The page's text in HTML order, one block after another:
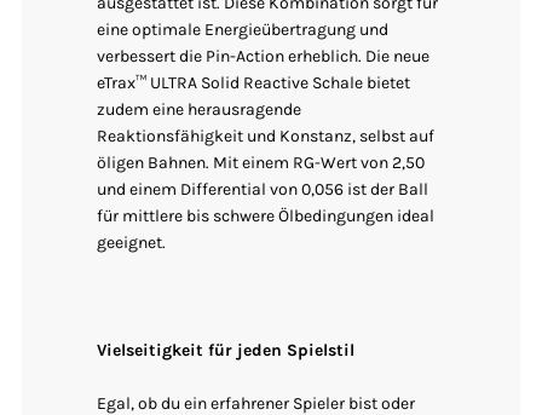
eine optimale Energieübertragung und
verbessert die Pin-Action erheblich. Die neue
eTrax™ ULTRA Solid Reactive Schale bietet
zudem eine herausragende
Reaktionsfähigkeit und Konstanz, selbst auf
öligen Bahnen. Mit einem RG-Wert von 2,50
und einem Differential von 0,056 ist der Ball
für mittlere bis schwere Ölbedingungen ideal
geeignet.
Vielseitigkeit für jeden Spielstil
Egal, ob du ein erfahrener Spieler bist oder